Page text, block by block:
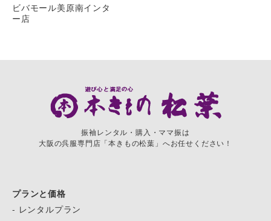
ビバモール美原南インタ
ー店
振袖レンタル・購入・ママ振は
大阪の呉服専門店「本きもの松葉」へお任せください！
プランと価格
- レンタルプラン